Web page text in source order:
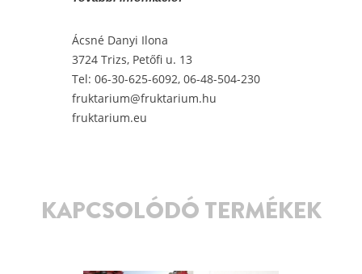
Ácsné Danyi Ilona
3724 Trizs, Petőfi u. 13
Tel: 06-30-625-6092, 06-48-504-230
fruktarium@fruktarium.hu
fruktarium.eu
KAPCSOLÓDÓ TERMÉKEK